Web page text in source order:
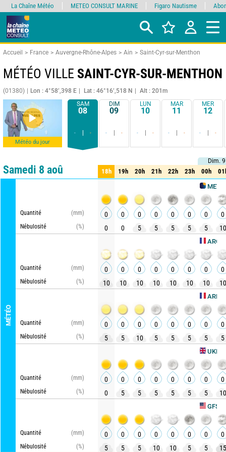
Accueil France Auvergne-Rhône-Alpes Ain Saint-Cyr-sur-Menthon
MÉTÉO VILLE SAINT-CYR-SUR-MENTHON
(01380) Lon : 4°58’,398 E Lat : 46°16’,518 N Alt : 201m
Météo du jour
SAM
08
- -
DIM
09
- -
LUN
10
- -
MAR
11
- -
MER
12
- -
Comparateur détaillé synthétique
Samedi 8 aoû
MÉTÉO
METEO
Quantité
(mm)
Nébulosité
(%)
AROME HD
Quantité
(mm)
Nébulosité
(%)
ARPEGE
Quantité
(mm)
Nébulosité
(%)
UKMO
Quantité
(mm)
Nébulosité
(%)
Quantité
(mm)
Nébulosité
(%)
Dim. 9
18h 19h 20h 21h 22h 23h 00h
Dim. 9
18h 19h 20h 21h 22h 23h 00h
0 0 0 0 0 0 0
0
0
0 5 5 5 5 5 10
0 0 0 0 0 0 0
0
10
10 10 10 10 10 10 10
0 0 0 0 0 0 0
0
5
5 10 5 5 5 5 5
0 0 0 0 0 0 0
0
0
5 5 5 5 5 5 10
0 0 0 0 0 0 0
0
5
5 5 10 10 5 5 15
La Chaîne Météo METEO CONSULT MARINE Figaro Nautisme